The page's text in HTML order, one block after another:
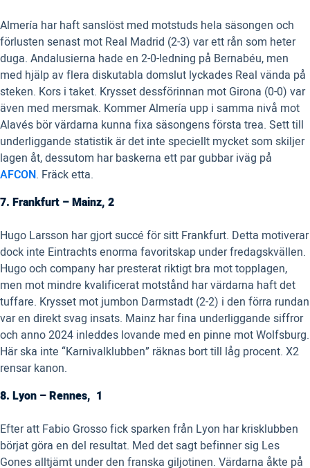
Almería har haft sanslöst med motstuds hela säsongen och
förlusten senast mot Real Madrid (2-3) var ett rån som heter
duga. Andalusierna hade en 2-0-ledning på Bernabéu, men
med hjälp av flera diskutabla domslut lyckades Real vända på
steken. Kors i taket. Krysset dessförinnan mot Girona (0-0) var
även med mersmak. Kommer Almería upp i samma nivå mot
Alavés bör värdarna kunna fixa säsongens första trea. Sett till
underliggande statistik är det inte speciellt mycket som skiljer
lagen åt, dessutom har baskerna ett par gubbar iväg på
AFCON. Fräck etta.
7. Frankfurt – Mainz, 2
Hugo Larsson har gjort succé för sitt Frankfurt. Detta motiverar
dock inte Eintrachts enorma favoritskap under fredagskvällen.
Hugo och company har presterat riktigt bra mot topplagen,
men mot mindre kvalificerat motstånd har värdarna haft det
tuffare. Krysset mot jumbon Darmstadt (2-2) i den förra rundan
var en direkt svag insats. Mainz har fina underliggande siffror
och anno 2024 inleddes lovande med en pinne mot Wolfsburg.
Här ska inte “Karnivalklubben” räknas bort till låg procent. X2
rensar kanon.
8. Lyon – Rennes, 1
Efter att Fabio Grosso fick sparken från Lyon har krisklubben
börjat göra en del resultat. Med det sagt befinner sig Les
Gones alltjämt under den franska giljotinen. Värdarna åkte på